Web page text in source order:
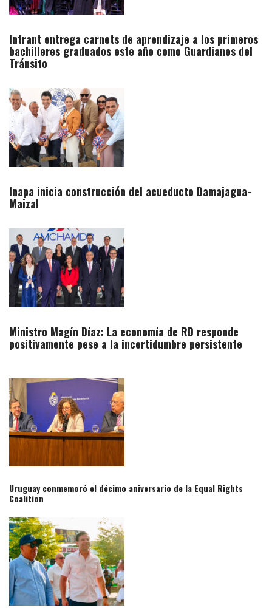
Intrant entrega carnets de aprendizaje a los primeros
bachilleres graduados este año como Guardianes del
Tránsito
Inapa inicia construcción del acueducto Damajagua-
Maizal
Ministro Magín Díaz: La economía de RD responde
positivamente pese a la incertidumbre persistente
Uruguay conmemoró el décimo aniversario de la Equal Rights
Coalition